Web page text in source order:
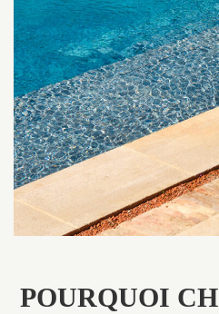
POURQUOI